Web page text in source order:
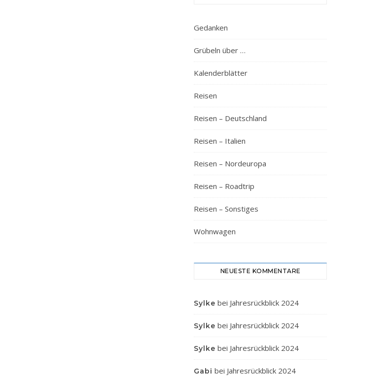
Gedanken
Grübeln über …
Kalenderblätter
Reisen
Reisen – Deutschland
Reisen – Italien
Reisen – Nordeuropa
Reisen – Roadtrip
Reisen – Sonstiges
Wohnwagen
NEUESTE KOMMENTARE
Sylke bei Jahresrückblick 2024
Sylke bei Jahresrückblick 2024
Sylke bei Jahresrückblick 2024
Gabi bei Jahresrückblick 2024